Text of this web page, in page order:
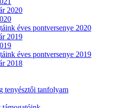
2020
éves pontversenye 2020
2019
éves pontversenye 2019
2018
tenyésztői tanfolyam